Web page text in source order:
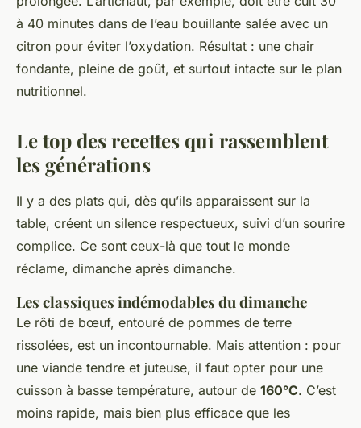
à 40 minutes dans de l’eau bouillante salée avec un
citron pour éviter l’oxydation. Résultat : une chair
fondante, pleine de goût, et surtout intacte sur le plan
nutritionnel.
Le top des recettes qui rassemblent
les générations
Il y a des plats qui, dès qu’ils apparaissent sur la
table, créent un silence respectueux, suivi d’un sourire
complice. Ce sont ceux-là que tout le monde
réclame, dimanche après dimanche.
Les classiques indémodables du dimanche
Le rôti de bœuf, entouré de pommes de terre
rissolées, est un incontournable. Mais attention : pour
une viande tendre et juteuse, il faut opter pour une
cuisson à basse température, autour de 160°C. C’est
moins rapide, mais bien plus efficace que les